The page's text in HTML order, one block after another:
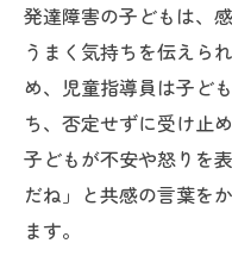
発達障害の子どもは、
うまく気持ちを伝えら
め、児童指導員は子ど
ち、否定せずに受け止
子どもが不安や怒りを
だね」と共感の言葉を
ます。